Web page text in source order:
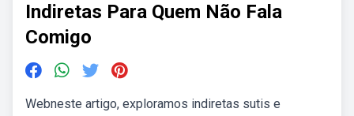
Indiretas Para Quem Não Fala
Comigo
Webneste artigo, exploramos indiretas sutis e